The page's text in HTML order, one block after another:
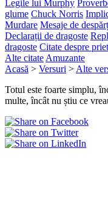
Legile lui Murphy
glume Chuck Norris
Murdare Mesaje de
Declarații de dragoste
dragoste Citate despre
Alte citate Amuzante
Acasă > Versuri > Alte
Totul este foarte simplu,
multe, încât nu știu ce